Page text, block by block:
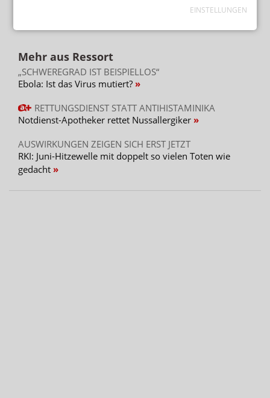
EINSTELLUNGEN
Mehr aus Ressort
„SCHWEREGRAD IST BEISPIELLOS“
Ebola: Ist das Virus mutiert?
RETTUNGSDIENST STATT ANTIHISTAMINIKA
Notdienst-Apotheker rettet Nussallergiker
AUSWIRKUNGEN ZEIGEN SICH ERST JETZT
RKI: Juni-Hitzewelle mit doppelt so vielen Toten wie
gedacht